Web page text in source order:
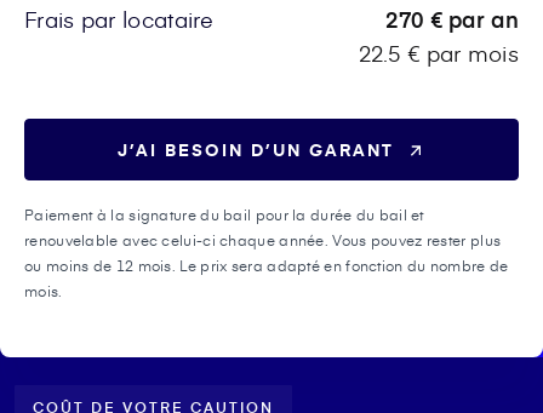
Frais par locataire
270 € par an
22.5 € par mois
J’AI BESOIN D’UN GARANT
Paiement à la signature du bail pour la durée du bail et
renouvelable avec celui-ci chaque année. Vous pouvez rester plus
ou moins de 12 mois. Le prix sera adapté en fonction du nombre de
mois.
COÛT DE VOTRE CAUTION